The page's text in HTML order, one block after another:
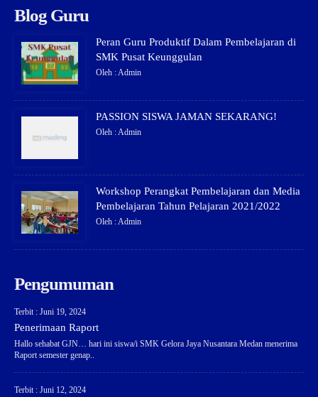
Blog Guru
Peran Guru Produktif Dalam Pembelajaran di
SMK Pusat Keunggulan
Oleh : Admin
PASSION SISWA JAMAN SEKARANG!
Oleh : Admin
Workshop Perangkat Pembelajaran dan Media
Pembelajaran Tahun Pelajaran 2021/2022
Oleh : Admin
Pengumuman
Terbit : Juni 19, 2024
Penerimaan Raport
Hallo sehabat GJN… hari ini siswa/i SMK Gelora Jaya Nusantara Medan menerima
Raport semester genap..
Terbit : Juni 12, 2024